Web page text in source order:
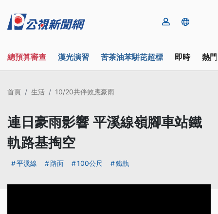
總預算審查 漢光演習 苦茶油苯駢芘超標 即時 熱
首頁 生活 10/20共伴效應豪雨
連日豪雨影響 平溪線嶺腳車站鐵
軌路基掏空
平溪線 路面 100公尺 鐵軌